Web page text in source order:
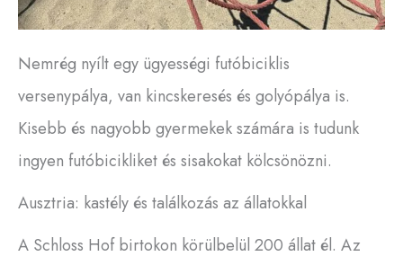
Nemrég nyílt egy ügyességi futóbiciklis
versenypálya, van kincskeresés és golyópálya is.
Kisebb és nagyobb gyermekek számára is tudunk
ingyen futóbicikliket és sisakokat kölcsönözni.
Ausztria: kastély és találkozás az állatokkal
A Schloss Hof birtokon körülbelül 200 állat él. Az